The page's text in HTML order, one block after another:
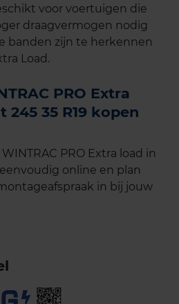
voor voertuigen die
draagvermogen nodig
banden zijn te herkennen
Load.
PRO Extra
245 35 R19 kopen
PRO Extra load in
online en plan
in bij jouw